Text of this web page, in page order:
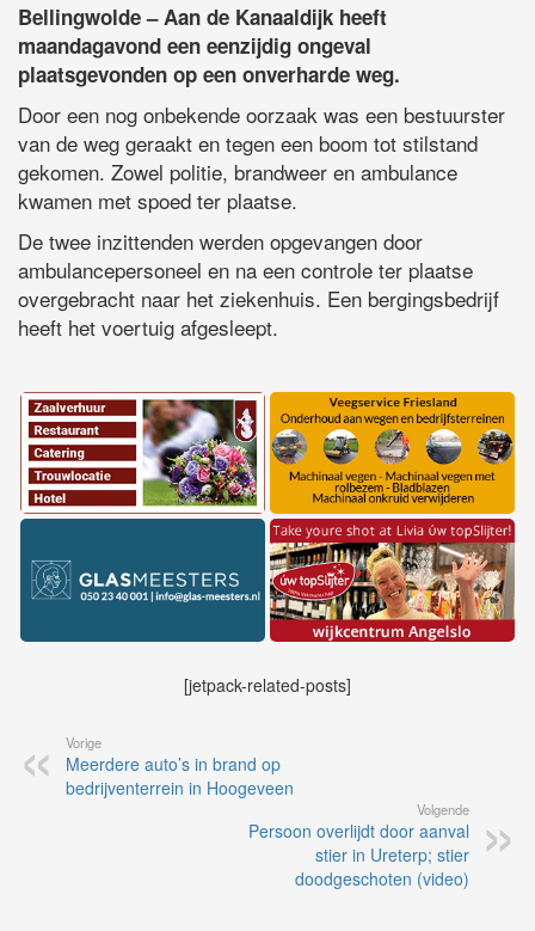
Bellingwolde – Aan de Kanaaldijk heeft
maandagavond een eenzijdig ongeval
plaatsgevonden op een onverharde weg.
Door een nog onbekende oorzaak was een bestuurster
van de weg geraakt en tegen een boom tot stilstand
gekomen. Zowel politie, brandweer en ambulance
kwamen met spoed ter plaatse.
De twee inzittenden werden opgevangen door
ambulancepersoneel en na een controle ter plaatse
overgebracht naar het ziekenhuis. Een bergingsbedrijf
heeft het voertuig afgesleept.
[jetpack-related-posts]
Vorige
Meerdere auto’s in brand op
bedrijventerrein in Hoogeveen
Volgende
Persoon overlijdt door aanval
stier in Ureterp; stier
doodgeschoten (video)